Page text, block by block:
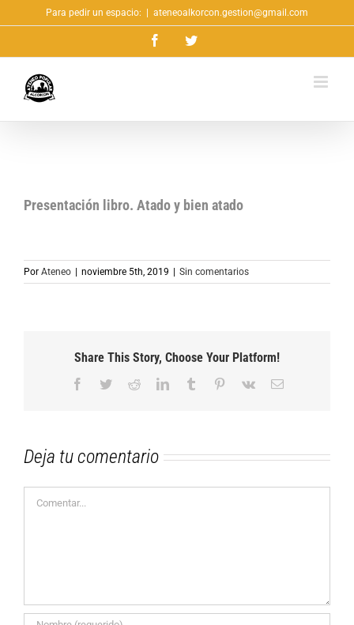
al
Para pedir un espacio: ateneoalkorcon.gestion@gmail.com
FacebookTwitter
Presentación libro. Atado y bien atado
Por Ateneo noviembre 5th, 2019 Sin comentarios
Share This Story, Choose Your Platform!
Facebook
TwitterRedditLinkedInTumblr Pinterest
Vk
Correo
Deja tu comentario